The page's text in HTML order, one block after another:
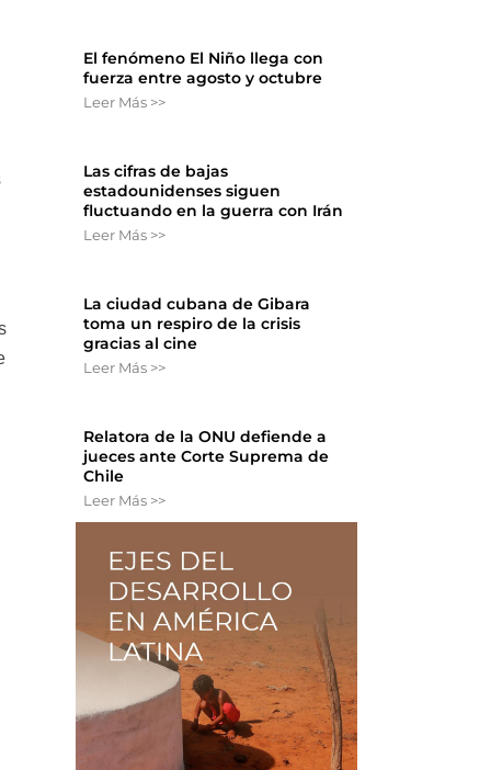
El fenómeno El Niño llega con
fuerza entre agosto y octubre
Leer Más >>
Las cifras de bajas
estadounidenses siguen
fluctuando en la guerra con Irán
Leer Más >>
La ciudad cubana de Gibara
toma un respiro de la crisis
gracias al cine
Leer Más >>
Relatora de la ONU defiende a
jueces ante Corte Suprema de
Chile
Leer Más >>